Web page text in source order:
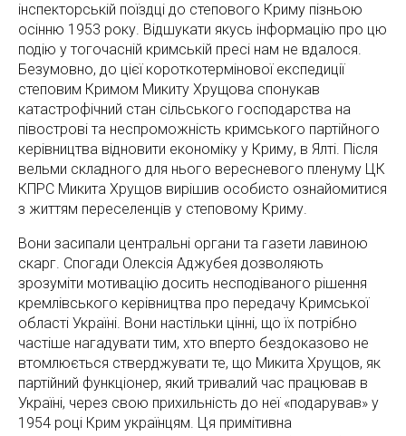
інспекторській поїздці до степового Криму пізньою
осінню 1953 року. Відшукати якусь інформацію про цю
подію у тогочасній кримській пресі нам не вдалося.
Безумовно, до цієї короткотермінової експедиції
степовим Кримом Микиту Хрущова спонукав
катастрофічний стан сільського господарства на
півострові та неспроможність кримського партійного
керівництва відновити економіку у Криму, в Ялті. Після
вельми складного для нього вересневого пленуму ЦК
КПРС Микита Хрущов вирішив особисто ознайомитися
з життям переселенців у степовому Криму.
Вони засипали центральні органи та газети лавиною
скарг. Спогади Олексія Аджубея дозволяють
зрозуміти мотивацію досить несподіваного рішення
кремлівського керівництва про передачу Кримської
області Україні. Вони настільки цінні, що їх потрібно
частіше нагадувати тим, хто вперто бездоказово не
втомлюється стверджувати те, що Микита Хрущов, як
партійний функціонер, який тривалий час працював в
Україні, через свою прихильність до неї «подарував» у
1954 році Крим українцям. Ця примітивна